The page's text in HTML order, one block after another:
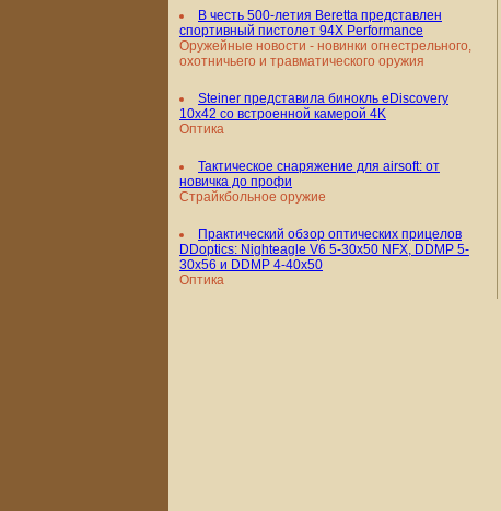
В честь 500-летия Beretta представлен
спортивный пистолет 94X Performance
Оружейные новости - новинки огнестрельного,
охотничьего и травматического оружия
Steiner представила бинокль eDiscovery
10x42 со встроенной камерой 4K
Оптика
Тактическое снаряжение для airsoft: от
новичка до профи
Страйкбольное оружие
Практический обзор оптических прицелов
DDoptics: Nighteagle V6 5-30x50 NFX, DDMP 5-
30x56 и DDMP 4-40x50
Оптика